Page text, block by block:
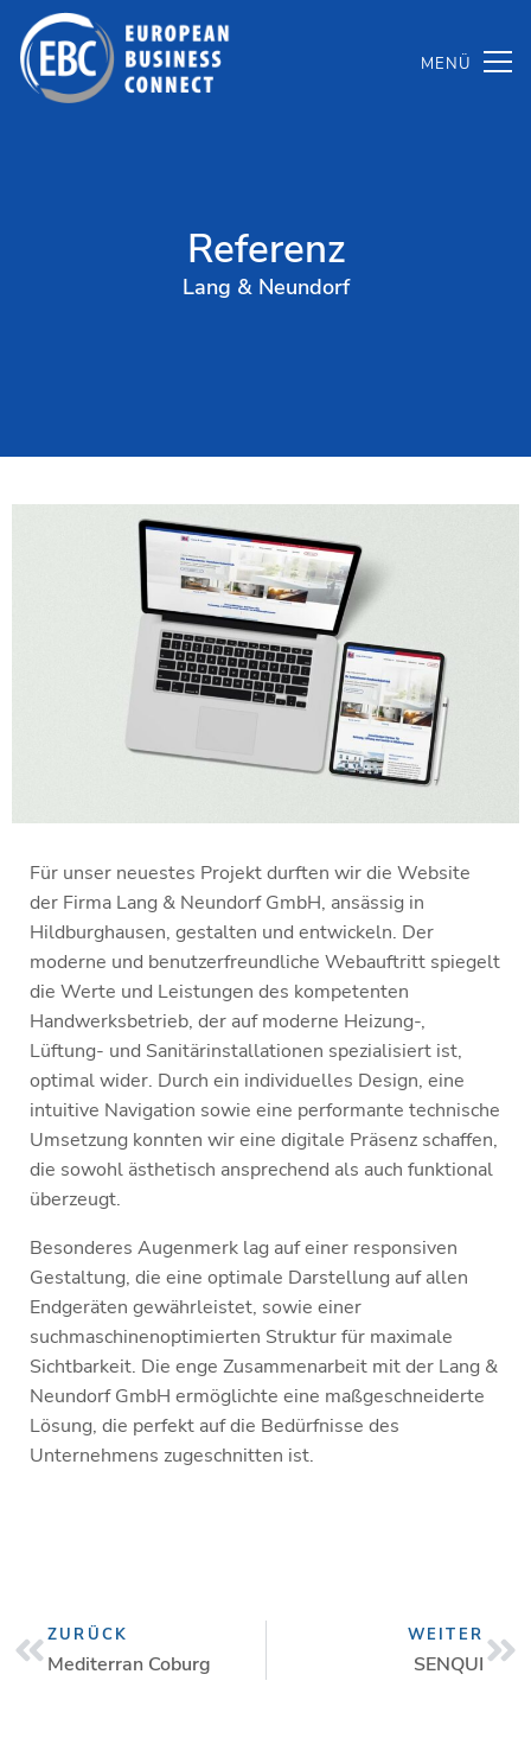
Inhalt
springen
Referenz
Lang & Neundorf
Für unser neuestes Projekt durften wir die Website
der Firma Lang & Neundorf GmbH, ansässig in
Hildburghausen, gestalten und entwickeln. Der
moderne und benutzerfreundliche Webauftritt spiegelt
die Werte und Leistungen des kompetenten
Handwerksbetrieb, der auf moderne Heizung-,
Lüftung- und Sanitärinstallationen spezialisiert ist,
optimal wider. Durch ein individuelles Design, eine
intuitive Navigation sowie eine performante technische
Umsetzung konnten wir eine digitale Präsenz schaffen,
die sowohl ästhetisch ansprechend als auch funktional
überzeugt.
Besonderes Augenmerk lag auf einer responsiven
Gestaltung, die eine optimale Darstellung auf allen
Endgeräten gewährleistet, sowie einer
suchmaschinenoptimierten Struktur für maximale
Sichtbarkeit. Die enge Zusammenarbeit mit der Lang &
Neundorf GmbH ermöglichte eine maßgeschneiderte
Lösung, die perfekt auf die Bedürfnisse des
Unternehmens zugeschnitten ist.
Zurück
ZURÜCK
Mediterran Coburg
WEITER
SENQUI